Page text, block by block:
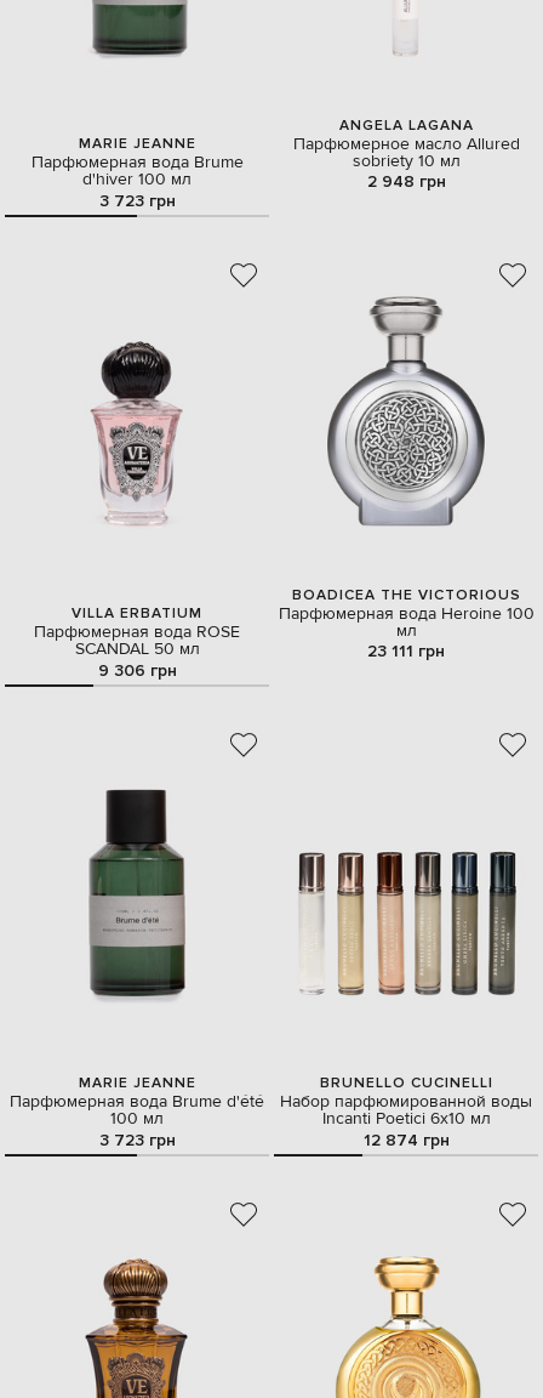
MARIE JEANNE
Парфюмерная вода Brume
d'hiver 100 мл
3 723 грн
ANGELA LAGANA
Парфюмерное масло Allured
sobriety 10 мл
2 948 грн
VILLA ERBATIUM
Парфюмерная вода ROSE
SCANDAL 50 мл
9 306 грн
BOADICEA THE VICTORIOUS
Парфюмерная вода Heroine 100
мл
23 111 грн
MARIE JEANNE
Парфюмерная вода Brume d'été
100 мл
3 723 грн
BRUNELLO CUCINELLI
Набор парфюмированной воды
Incanti Poetici 6х10 мл
12 874 грн